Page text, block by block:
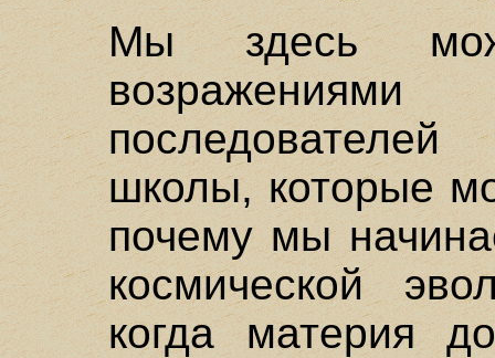
Мы здесь
школы, которые
почему мы
космической
когда материя